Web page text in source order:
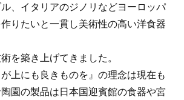
、イタリアのジノリなどヨーロッパ
りたいと一貫し美術性の高い洋食器
を築き上げてきました。
上にも良きものを』の理念は現在も
園の製品は日本国迎賓館の食器や宮